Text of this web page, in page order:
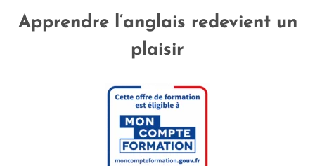
Apprendre l’anglais redevient un
plaisir